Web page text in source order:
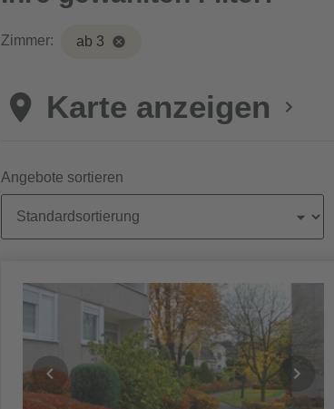
Zimmer: ab 3
Karte anzeigen
Angebote sortieren
Objekte